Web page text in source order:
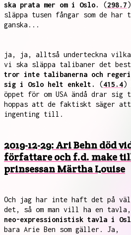
ska prata mer om i Oslo.
(298.7
släppa tusen fångar som de
ganska...
ja, ja, alltså underteckna
vi ska släppa talibaner det
tror inte talibanerna och
sig i Oslo helt enkelt.
(415.4)
öppet för om USA ändå drar
hoppas att de faktiskt säger
ingenting till.
2019-12-29: Ari Behn död
författare och f.d. make
prinsessan Märtha Louise
Och jag har inte haft det på
det, så om man vill ha en tavla,
neo-expressionistisk tavla i
bara Arie Ben som gäller. Ja,